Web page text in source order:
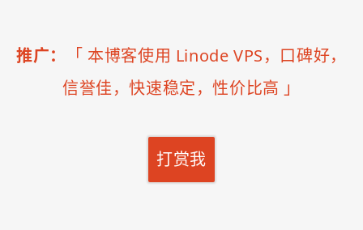
推广： 「 本博客使用 Linode VPS，口碑好，
信誉佳，快速稳定，性价比高 」
打赏我